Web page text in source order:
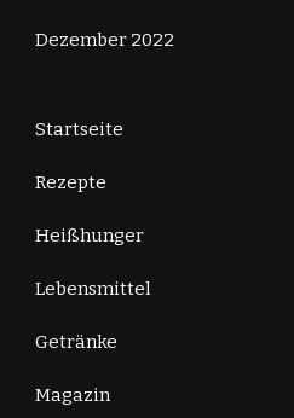
Dezember 2022
Startseite
Rezepte
Heißhunger
Lebensmittel
Getränke
Magazin